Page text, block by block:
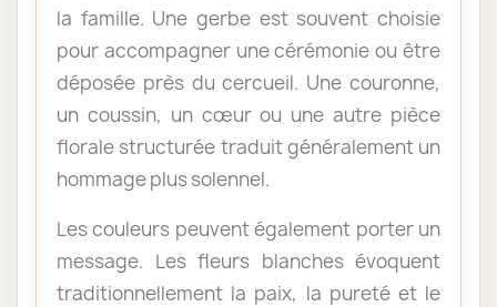
la famille. Une gerbe est souvent choisie
pour accompagner une cérémonie ou être
déposée près du cercueil. Une couronne,
un coussin, un cœur ou une autre pièce
florale structurée traduit généralement un
hommage plus solennel.
Les couleurs peuvent également porter un
message. Les fleurs blanches évoquent
traditionnellement la paix, la pureté et le